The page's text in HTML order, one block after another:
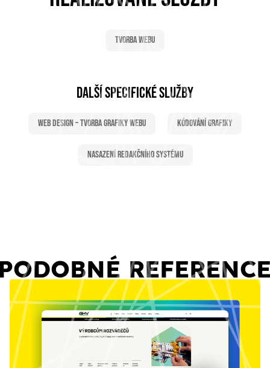
Tvorba webu
DALŠÍ SPECIFICKÉ SLUŽBY
Web Design – tvorba grafiky webu Kódování grafiky
Nasazení redakčního systému